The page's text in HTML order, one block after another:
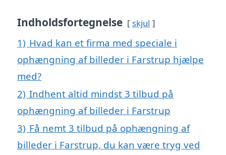
Indholdsfortegnelse skjul
1) Hvad kan et firma med speciale i
ophængning af billeder i Farstrup hjælpe
med?
2) Indhent altid mindst 3 tilbud på
ophængning af billeder i Farstrup
3) Få nemt 3 tilbud på ophængning af
billeder i Farstrup, du kan være tryg ved